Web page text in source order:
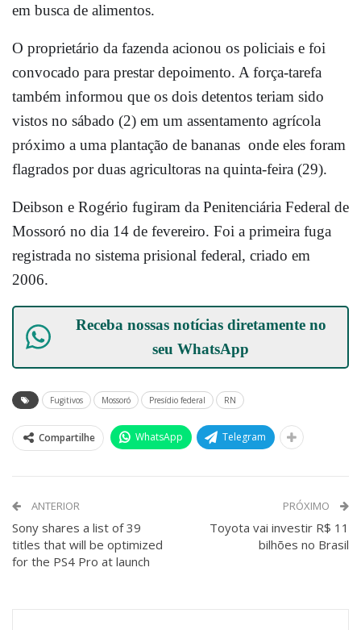
em busca de alimentos.
O proprietário da fazenda acionou os policiais e foi
convocado para prestar depoimento. A força-tarefa
também informou que os dois detentos teriam sido
vistos no sábado (2) em um assentamento agrícola
próximo a uma plantação de bananas onde eles foram
flagrados por duas agricultoras na quinta-feira (29).
Deibson e Rogério fugiram da Penitenciária Federal de
Mossoró no dia 14 de fevereiro. Foi a primeira fuga
registrada no sistema prisional federal, criado em
2006.
Receba nossas notícias diretamente no
seuWhatsApp
Fugitivos Mossoró Presídio federal RN
Compartilhe WhatsApp Telegram
ANTERIOR
Sony shares a list of 39
titles that will be optimized
for the PS4 Pro at launch
PRÓXIMO
Toyota vai investir R$ 11
bilhões no Brasil